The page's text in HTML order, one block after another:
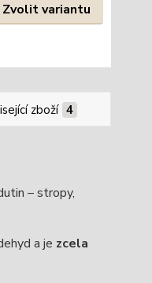
Zvolit variantu
zboží 4
– stropy,
a je zcela